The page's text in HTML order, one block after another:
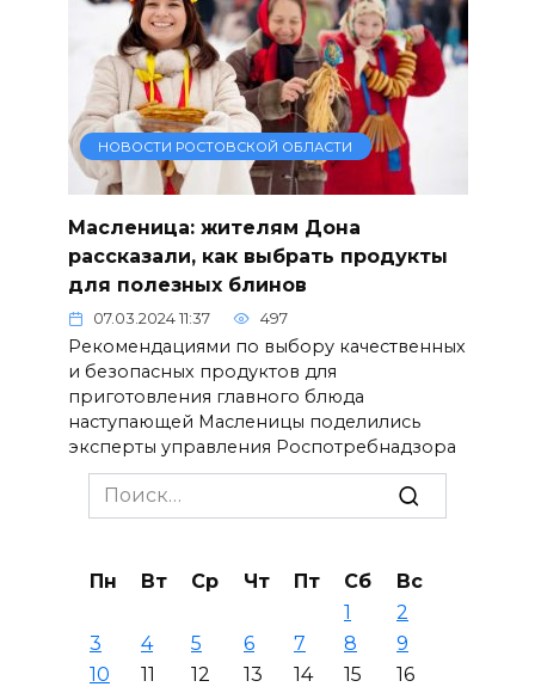
НОВОСТИ РОСТОВСКОЙ ОБЛАСТИ
Масленица: жителям Дона
рассказали, как выбрать продукты
для полезных блинов
07.03.2024 11:37 497
Рекомендациями по выбору качественных
и безопасных продуктов для
приготовления главного блюда
наступающей Масленицы поделились
эксперты управления Роспотребнадзора
Search
for:
Пн Вт Ср Чт Пт Сб
Вс
1
2
3
4 5 6 7 8
9
10
11 12 13 14 15
16